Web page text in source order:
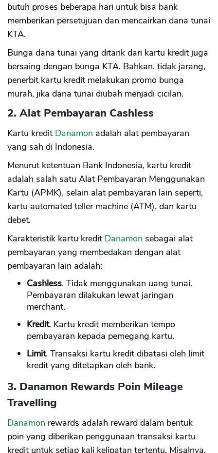
butuh proses beberapa hari untuk bisa bank
memberikan persetujuan dan mencairkan dana tunai
KTA.
Bunga dana tunai yang ditarik dari kartu kredit juga
bersaing dengan bunga KTA. Bahkan, tidak jarang,
penerbit kartu kredit melakukan promo bunga
murah, jika dana tunai diubah menjadi cicilan.
2. Alat Pembayaran Cashless
Kartu kredit Danamon adalah alat pembayaran
yang sah di Indonesia.
Menurut ketentuan Bank Indonesia, kartu kredit
adalah salah satu Alat Pembayaran Menggunakan
Kartu (APMK), selain alat pembayaran lain seperti,
kartu automated teller machine (ATM), dan kartu
debet.
Karakteristik kartu kredit Danamon sebagai alat
pembayaran yang membedakan dengan alat
pembayaran lain adalah:
Cashless. Tidak menggunakan uang tunai.
Pembayaran dilakukan lewat jaringan
merchant.
Kredit. Kartu kredit memberikan tempo
pembayaran kepada pemegang kartu.
Limit. Transaksi kartu kredit dibatasi oleh limit
kredit yang ditetapkan oleh bank.
3. Danamon Rewards Poin Mileage
Travelling
Danamon rewards adalah reward dalam bentuk
poin yang diberikan penggunaan transaksi kartu
kredit untuk setiap kali kelipatan tertentu. Misalnya,